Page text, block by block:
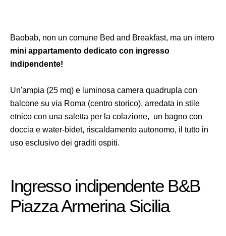
Baobab, non un comune Bed and Breakfast, ma un intero
mini appartamento dedicato con ingresso
indipendente!
Un'ampia (25 mq) e luminosa camera quadrupla con
balcone su via Roma (centro storico), arredata in stile
etnico con una saletta per la colazione, un bagno con
doccia e water-bidet, riscaldamento autonomo, il tutto in
uso esclusivo dei graditi ospiti.
Ingresso indipendente B&B
Piazza Armerina Sicilia